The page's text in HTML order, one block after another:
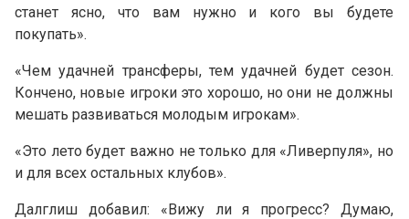
станет ясно, что вам нужно и кого вы будете
покупать».
«Чем удачней трансферы, тем удачней будет сезон.
Кончено, новые игроки это хорошо, но они не должны
мешать развиваться молодым игрокам».
«Это лето будет важно не только для «Ливерпуля», но
и для всех остальных клубов».
Далглиш добавил: «Вижу ли я прогресс? Думаю,